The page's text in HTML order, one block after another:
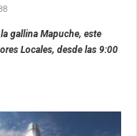
gallina Mapuche, este
Locales, desde las 9:00